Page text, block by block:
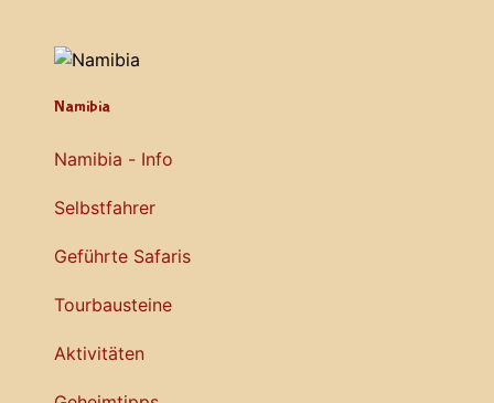
Namibia
Namibia - Info
Selbstfahrer
Geführte Safaris
Tourbausteine
Aktivitäten